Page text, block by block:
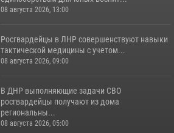
08 августа 2026, 13:00
Росгвардейцы в ЛНР совершенствуют навыки
тактической медицины с учетом...
08 августа 2026, 09:00
В ДНР выполняющие задачи СВО
росгвардейцы получают из дома
региональны...
08 августа 2026, 05:00